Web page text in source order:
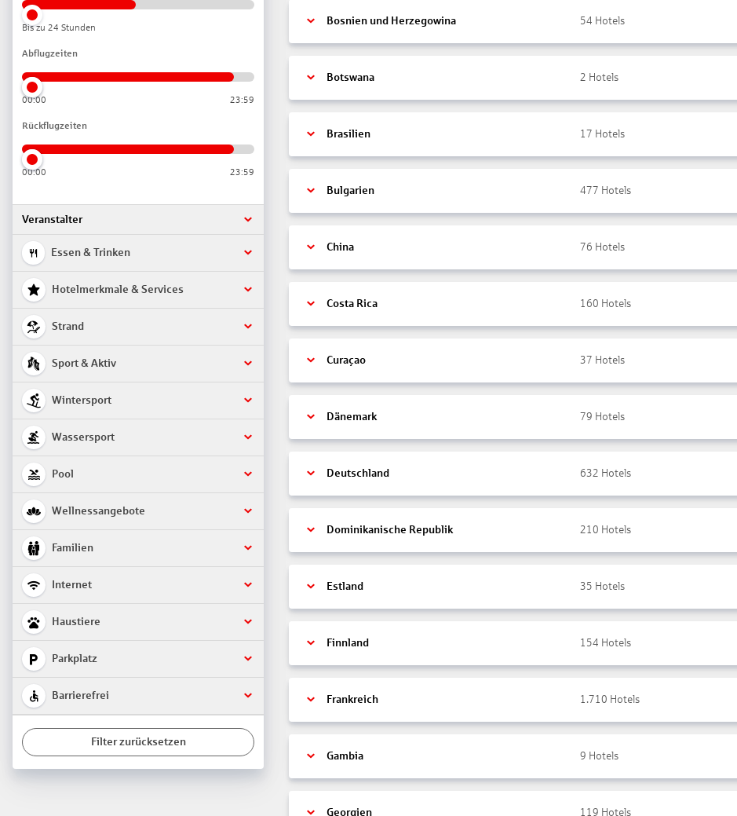
Bis zu 24 Stunden
Abflugzeiten
00:00 23:59
Rückflugzeiten
00:00 23:59
Veranstalter
Essen & Trinken
Hotelmerkmale & Services
Strand
Sport & Aktiv
Wintersport
Wassersport
Pool
Wellnessangebote
Familien
Internet
Haustiere
Parkplatz
Barrierefrei
Filter zurücksetzen
Bosnien und Herzegowina 54 Hotels
Botswana 2 Hotels
Brasilien 17 Hotels
Bulgarien 477 Hotels
China 76 Hotels
Costa Rica 160 Hotels
Curaçao 37 Hotels
Dänemark 79 Hotels
Deutschland 632 Hotels
Dominikanische Republik 210 Hotels
Estland 35 Hotels
Finnland 154 Hotels
Frankreich 1.710 Hotels
Gambia 9 Hotels
Georgien 119 Hotels